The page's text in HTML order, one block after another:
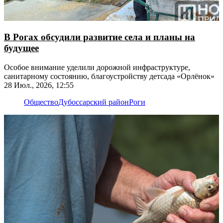
В Рогах обсудили развитие села и планы на
будущее
Особое внимание уделили дорожной инфраструктуре,
санитарному состоянию, благоустройству детсада «Орлёнок»
28 Июл., 2026, 12:55
ОбществоДубоссарский районРоги